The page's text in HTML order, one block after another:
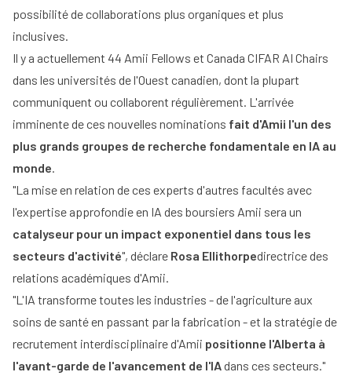
possibilité de collaborations plus organiques et plus
inclusives.
Il y a actuellement 44 Amii Fellows et Canada CIFAR AI Chairs
dans les universités de l'Ouest canadien, dont la plupart
communiquent ou collaborent régulièrement. L'arrivée
imminente de ces nouvelles nominations fait d'Amii l'un des
plus grands groupes de recherche fondamentale en IA au
monde.
"La mise en relation de ces experts d'autres facultés avec
l'expertise approfondie en IA des boursiers Amii sera un
catalyseur pour un impact exponentiel dans tous les
secteurs d'activité", déclare Rosa Ellithorpedirectrice des
relations académiques d'Amii.
"L'IA transforme toutes les industries - de l'agriculture aux
soins de santé en passant par la fabrication - et la stratégie de
recrutement interdisciplinaire d'Amii positionne l'Alberta à
l'avant-garde de l'avancement de l'IAdans ces secteurs."